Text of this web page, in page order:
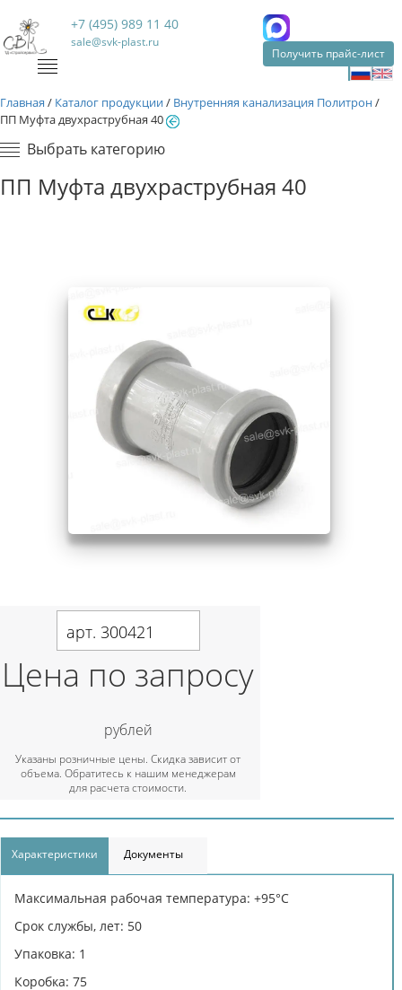
+7 (495) 989 11 40
sale@svk-plast.ru
Получить прайс-лист
Главная / Каталог продукции/ Внутренняя канализация Политрон/
ПП Муфта двухраструбная 40
Выбрать категорию
ПП Муфта двухраструбная 40
арт. 300421
Цена по запросу
рублей
Указаны розничные цены. Скидка зависит от
объема. Обратитесь к нашим менеджерам
для расчета стоимости.
Характеристики Документы
Максимальная рабочая температура: +95°С
Срок службы, лет: 50
Упаковка: 1
Коробка: 75